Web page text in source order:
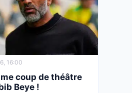
16:00
coup de théâtre
Beye !